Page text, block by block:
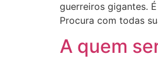
guerreiros gigantes.
Procura com todas
A quem